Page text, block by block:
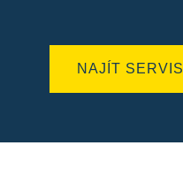
NAJÍT SERVIS